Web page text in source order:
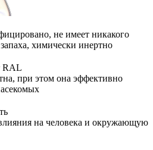
не имеет никакого
химически инертно
RAL
при этом она эффективно
на человека и окружающую